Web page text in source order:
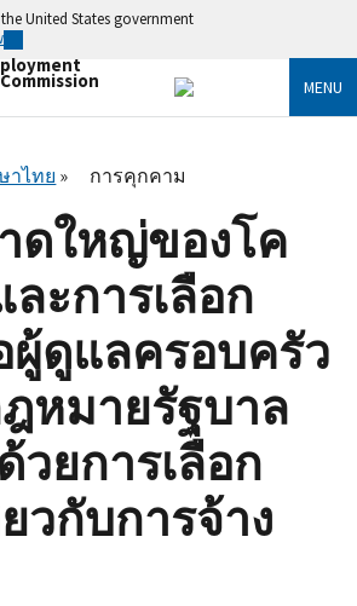
United States government
MENU
าไทย การคุกคาม
ดใหญ่ของโค
ะการเลือก
ดูแลครอบครัว
หมายรัฐบาล
วยการเลือก
วกับการจ้าง